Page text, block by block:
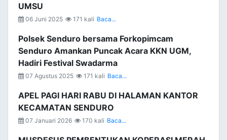
UMSU
06 Juni 2025 171 kali Baca...
Polsek Senduro bersama Forkopimcam
Senduro Amankan Puncak Acara KKN UGM,
Hadiri Festival Swadarma
07 Agustus 2025 171 kali Baca...
APEL PAGI HARI RABU DI HALAMAN KANTOR
KECAMATAN SENDURO
07 Januari 2026 170 kali Baca...